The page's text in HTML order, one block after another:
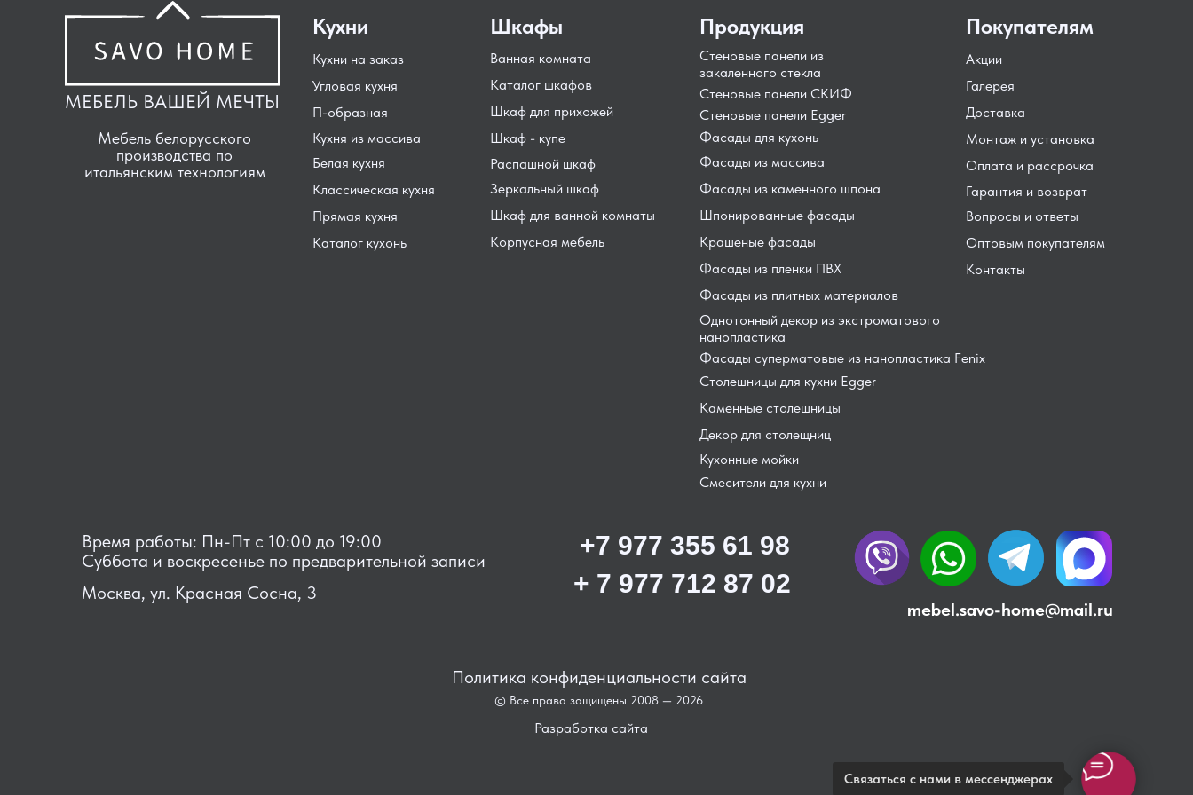
+ 7 977 712 87 02
Время работы: Пн-Пт с 10:00 до 19:00
Суббота и воскресенье по предварительной записи
Москва, ул. Красная Сосна, 3
© Все права защищены 2008 — 2026
Политика конфиденциальности сайта
Разработка сайта
+7 977 355 61 98
Стеновые панели из
закаленного стекла
Мебель белорусского
производства по
итальянским технологиям
Гарантия и возврат
Монтаж и установка
Доставка
Оплата и рассрочка
Оптовым покупателям
Контакты
Вопросы и ответы
МЕБЕЛЬ ВАШЕЙ МЕЧТЫ
Фасады для кухонь
Каменные столешницы
Столешницы для кухни Egger
Декор для столещниц
Шпонированные фасады
Фасады из массива
Фасады из каменного шпона
Крашеные фасады
Фасады из пленки ПВХ
Фасады из плитных материалов
Однотонный декор из экстроматового
нанопластика
Фасады суперматовые из нанопластика Fenix
Стеновые панели СКИФ
Стеновые панели Egger
Кухонные мойки
Распашной шкаф
Шкаф для прихожей
Шкаф - купе
Каталог шкафов
Шкаф для ванной комнаты
Зеркальный шкаф
Корпусная мебель
Ванная комната Акции
Кухня из массива
Угловая кухня
Кухни на заказ
П-образная
Классическая кухня
Белая кухня
Галерея
Покупателям
Кухни Шкафы Продукция
Смесители для кухни
Прямая кухня
Каталог кухонь
mebel.savo-home@mail.ru
Связаться с нами в мессенджерах